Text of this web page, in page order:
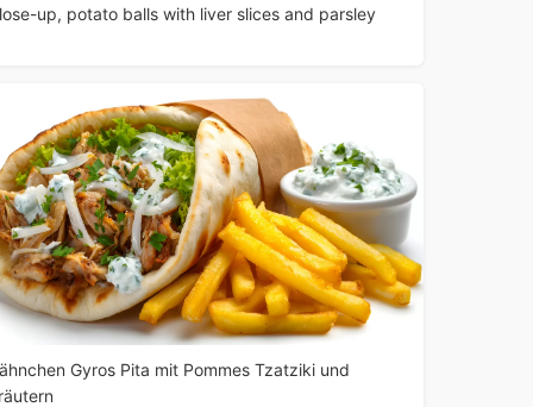
up, potato balls with liver slices and parsley
Gyros Pita mit Pommes Tzatziki und